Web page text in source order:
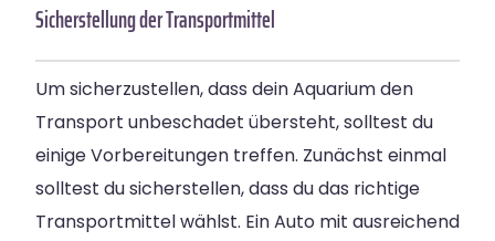
Sicherstellung der Transportmittel
Um sicherzustellen, dass dein Aquarium den
Transport unbeschadet übersteht, solltest du
einige Vorbereitungen treffen. Zunächst einmal
solltest du sicherstellen, dass du das richtige
Transportmittel wählst. Ein Auto mit ausreichend